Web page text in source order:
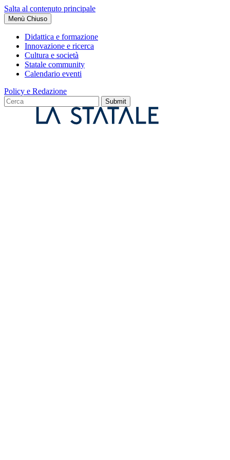
Salta al contenuto principale
Menù Chiuso
Didattica e formazione
Innovazione e ricerca
Cultura e società
Statale community
Calendario eventi
Policy e Redazione